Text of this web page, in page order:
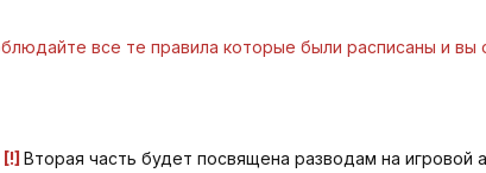
все те правила которые были расписаны и
[!] Bторая часть будет посвящена разводам на игровой